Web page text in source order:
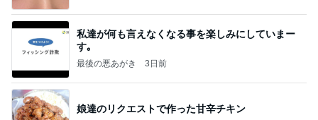
私達が何も言えなくなる事を楽しみにしていまー
す｡
最後の悪あがき 3日前
娘達のリクエストで作った甘辛チキン